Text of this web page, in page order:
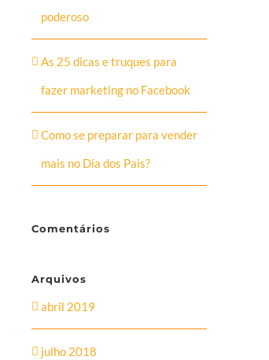
poderoso
As 25 dicas e truques para
fazer marketing no Facebook
Como se preparar para vender
mais no Dia dos Pais?
Comentários
Arquivos
abril 2019
julho 2018